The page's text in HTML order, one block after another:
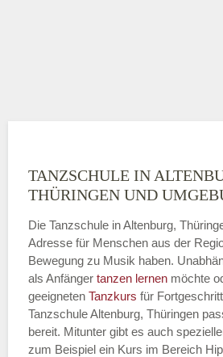
TANZSCHULE IN
THÜRINGEN UND
Die Tanzschule in Altenburg,
Adresse für Menschen aus der
Bewegung zu Musik haben.
als Anfänger tanzen lernen möchte
geeigneten Tanzkurs für
Tanzschule Altenburg, Thüringen
bereit. Mitunter gibt es auch
zum Beispiel ein Kurs im Bereich